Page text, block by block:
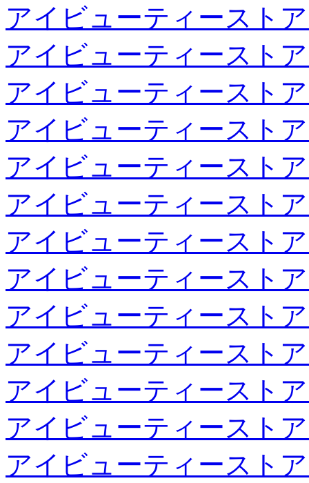
アイビューティースト
アイビューティースト
アイビューティースト
アイビューティースト
アイビューティースト
アイビューティースト
アイビューティースト
アイビューティースト
アイビューティースト
アイビューティースト
アイビューティースト
アイビューティースト
アイビューティースト